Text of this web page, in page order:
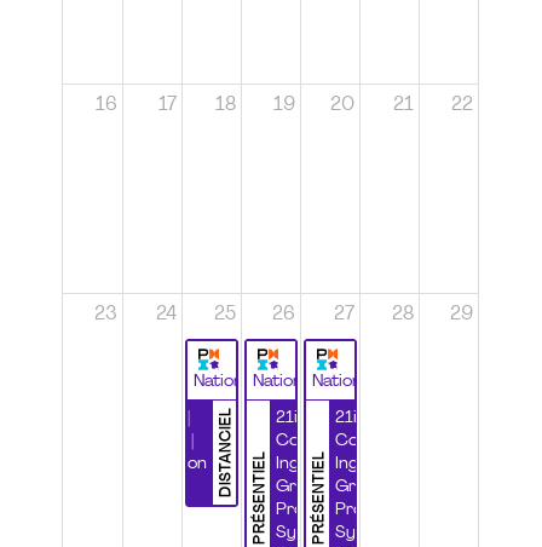
16 17 18 19 20 21 22
23 24 25
National
DISTANCIEL
Certification
26
National
PRÉSENTIEL
21ième
Congrès
Ingénierie
Grands
Projets et
Systèmes
27
National
PRÉSENTIEL
21ième
Congrès
Ingénierie
Grands
Projets et
Systèmes
28 29